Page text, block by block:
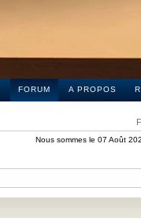
FORUM A PROPOS
Nous sommes le 07 Août